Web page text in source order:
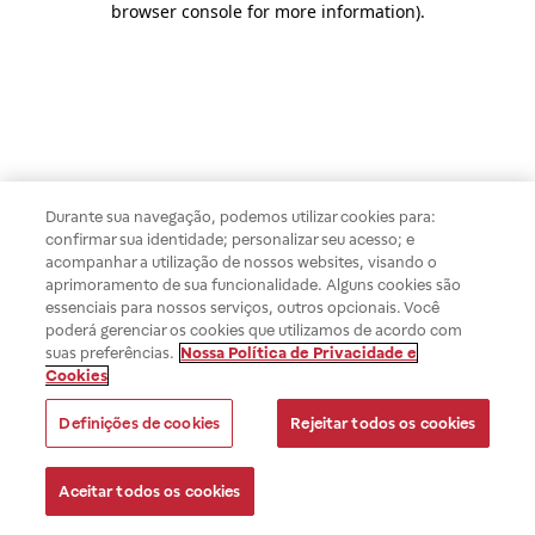
browser console for more information).
Durante sua navegação, podemos utilizar cookies para:
confirmar sua identidade; personalizar seu acesso; e
acompanhar a utilização de nossos websites, visando o
aprimoramento de sua funcionalidade. Alguns cookies são
essenciais para nossos serviços, outros opcionais. Você
poderá gerenciar os cookies que utilizamos de acordo com
suas preferências. Nossa Política de Privacidade e
Cookies
Definições de cookies Rejeitar todos os cookies
Aceitar todos os cookies